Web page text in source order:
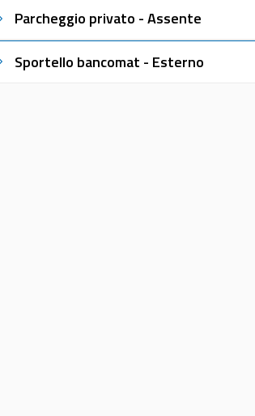
Parcheggio privato - Assente
Sportello bancomat - Esterno